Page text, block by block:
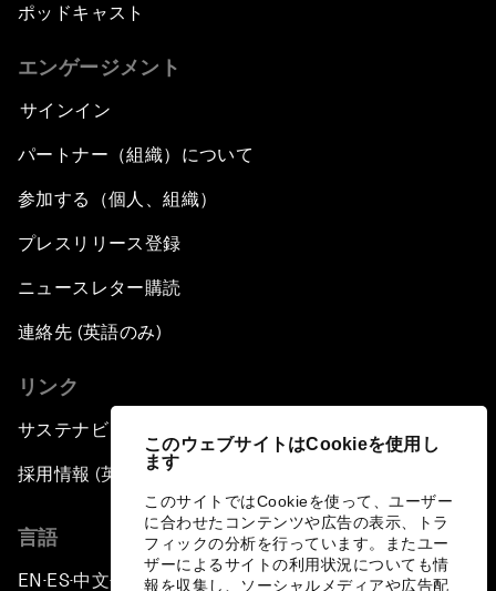
このウェブサイトはCookieを使用し
ます
このサイトではCookieを使って、ユーザー
に合わせたコンテンツや広告の表示、トラ
フィックの分析を行っています。またユー
ザーによるサイトの利用状況についても情
報を収集し、ソーシャルメディアや広告配
ポッドキャスト
エンゲージメント
サインイン
パートナー（組織）について
参加する（個人、組織）
プレスリリース登録
ニュースレター購読
連絡先 (英語のみ)
リンク
サステナビリティへの取り組み
採用情報 (英語のみ)
言語
EN ▪ES▪中文▪ 日本語